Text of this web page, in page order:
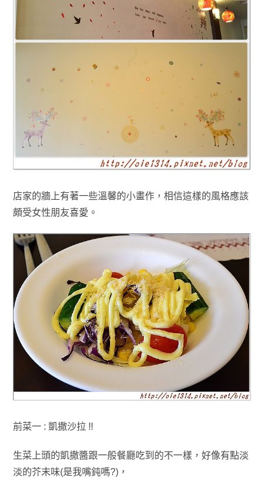
店家的牆上有著一些溫馨的小畫作，相信這樣的風格應該
頗受女性朋友喜愛 。
前菜一 : 凱撒沙拉 !!
生菜上頭的凱撒醬跟一般餐廳吃到的不一樣，好像有點淡
淡的芥末味(是我嘴鈍嗎?)，